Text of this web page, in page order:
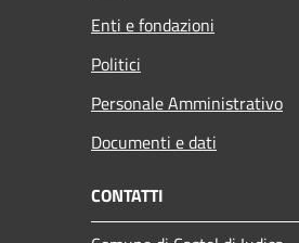
Enti e fondazioni
Politici
Personale Amministrativo
Documenti e dati
CONTATTI